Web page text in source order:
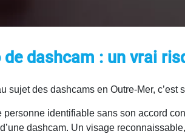
dashcam : un vrai
sujet des dashcams en Outre-Mer,
identifiable sans son accord
dashcam. Un visage